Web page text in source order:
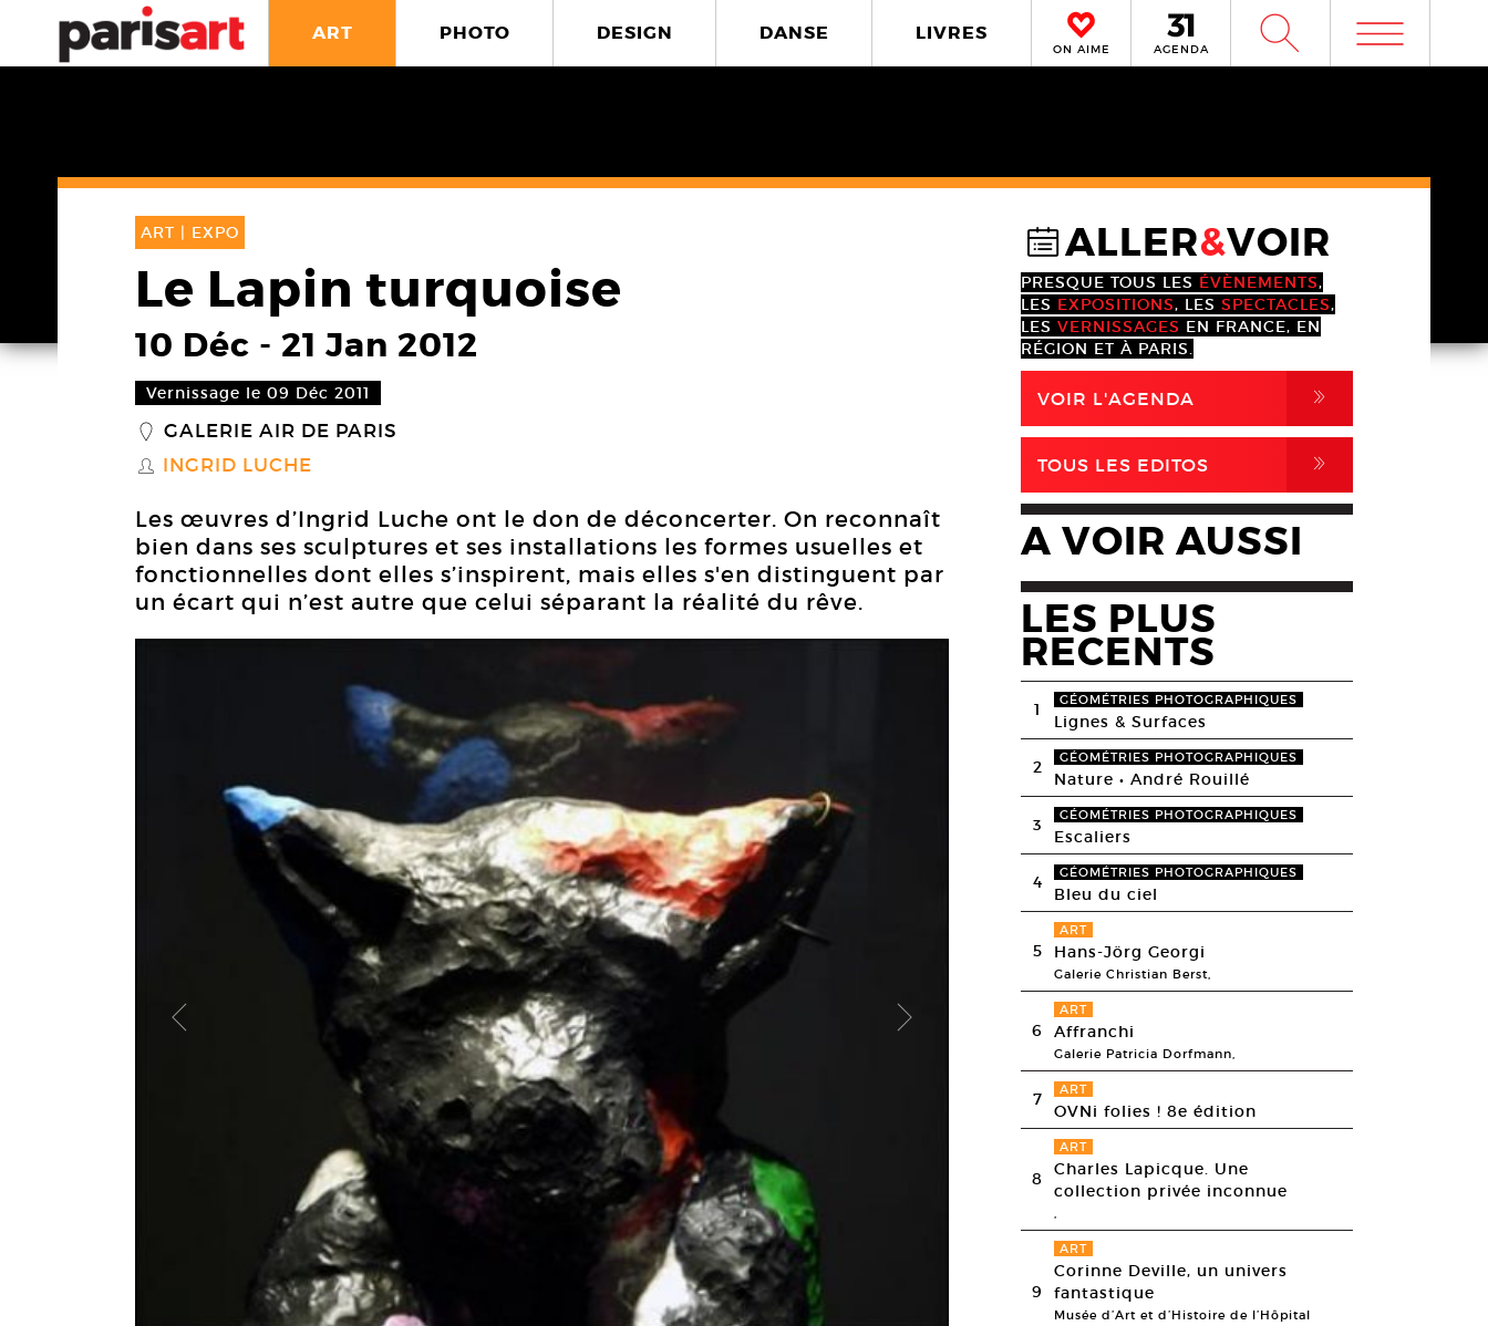
ART PHOTO DESIGN DANSE LIVRES
ON AIME AGENDA W m
ART | EXPO
Le Lapin turquoise
10 Déc - 21 Jan 2012
Vernissage le 09 Déc 2011
_ GALERIE AIR DE PARIS
S INGRID LUCHE
Les œuvres d’Ingrid Luche ont le don de déconcerter. On reconnaît
bien dans ses sculptures et ses installations les formes usuelles et
fonctionnelles dont elles s’inspirent, mais elles s'en distinguent par
un écart qui n’est autre que celui séparant la réalité du rêve.
Ingrid Luche, vue de l’exposition «Le Lapin turquoise», 2011.
@ALLER&VOIR
PRESQUE TOUS LES ÉVÈNEMENTS,
LES EXPOSITIONS, LES SPECTACLES,
LES VERNISSAGES EN FRANCE, EN
RÉGION ET À PARIS.
VOIR L'AGENDA ,
TOUS LES EDITOS ,
A VOIR AUSSI
LES PLUS
RECENTS
1 GÉOMÉTRIES PHOTOGRAPHIQUES
Lignes & Surfaces
2 GÉOMÉTRIES PHOTOGRAPHIQUES
Nature • André Rouillé
3 GÉOMÉTRIES PHOTOGRAPHIQUES
Escaliers
4 GÉOMÉTRIES PHOTOGRAPHIQUES
Bleu du ciel
5
ART
Hans-Jörg Georgi
Galerie Christian Berst,
6
ART
Affranchi
Galerie Patricia Dorfmann,
7 ART
OVNi folies ! 8e édition
8
ART
Charles Lapicque. Une
collection privée inconnue
,
9
ART
Corinne Deville, un univers
fantastique
Musée d’Art et d’Histoire de l’Hôpital